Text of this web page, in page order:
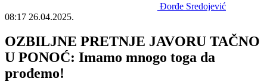
Đorđe Sredojević
08:17 26.04.2025.
OZBILJNE PRETNJE JAVORU TAČNO
U PONOĆ: Imamo mnogo toga da
prođemo!